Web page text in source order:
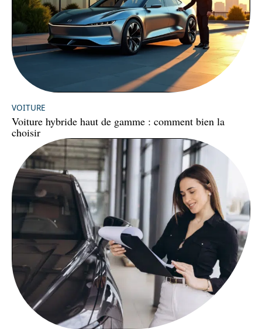
VOITURE
Voiture hybride haut de gamme : comment bien la
choisir